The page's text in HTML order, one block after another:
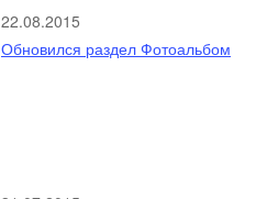
22.08.2015
Обновился раздел Фотоальбом